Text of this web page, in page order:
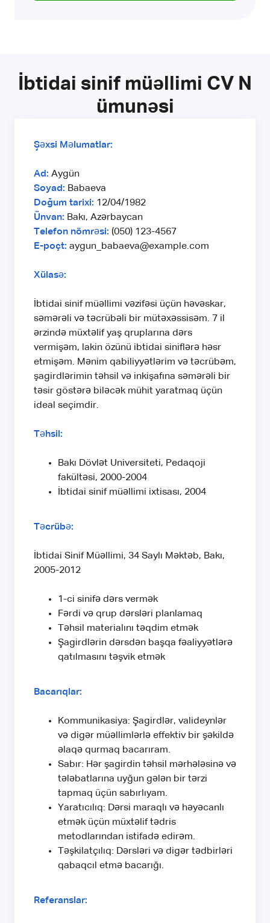
İbtidai sinif müəllimi CV N
ümunəsi
Şəxsi Məlumatlar:
Ad: Aygün
Soyad: Babaeva
Doğum tarixi: 12/04/1982
Ünvan: Bakı, Azərbaycan
Telefon nömrəsi: (050) 123-4567
E-poçt: aygun_babaeva@example.com
Xülasə:
İbtidai sinif müəllimi vəzifəsi üçün həvəskar,
səmərəli və təcrübəli bir mütəxəssisəm. 7 il
ərzində müxtəlif yaş qruplarına dərs
vermişəm, lakin özünü ibtidai siniflərə həsr
etmişəm. Mənim qabiliyyətlərim və təcrübəm,
şagirdlərimin təhsil və inkişafına səmərəli bir
təsir göstərə biləcək mühit yaratmaq üçün
ideal seçimdir.
Təhsil:
Bakı Dövlət Universiteti, Pedaqoji
fakültəsi, 2000-2004
İbtidai sinif müəllimi ixtisası, 2004
Təcrübə:
İbtidai Sinif Müəllimi, 34 Saylı Məktəb, Bakı,
2005-2012
1-ci sinifə dərs vermək
Fərdi və qrup dərsləri planlamaq
Təhsil materialını təqdim etmək
Şagirdlərin dərsdən başqa fəaliyyətlərə
qatılmasını təşvik etmək
Bacarıqlar:
Kommunikasiya: Şagirdlər, valideynlər
və digər müəllimlərlə effektiv bir şəkildə
əlaqə qurmaq bacarıram.
Sabır: Hər şagirdin təhsil mərhələsinə və
tələbatlarına uyğun gələn bir tərzi
tapmaq üçün sabırlıyam.
Yaratıcılıq: Dərsi maraqlı və həyəcanlı
etmək üçün müxtəlif tədris
metodlarından istifadə edirəm.
Təşkilatçılıq: Dərsləri və digər tədbirləri
qabaqcıl etmə bacarığı.
Referanslar: